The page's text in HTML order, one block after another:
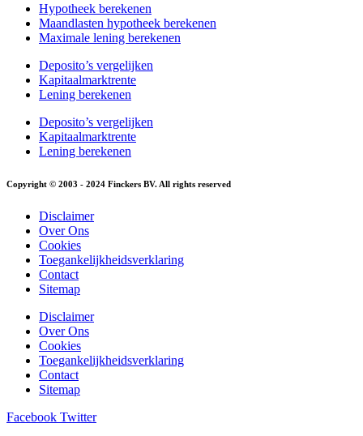
Hypotheek berekenen
Maandlasten hypotheek berekenen
Maximale lening berekenen
Deposito’s vergelijken
Kapitaalmarktrente
Lening berekenen
Deposito’s vergelijken
Kapitaalmarktrente
Lening berekenen
Copyright © 2003 - 2024 Finckers BV. All rights reserved
Disclaimer
Over Ons
Cookies
Toegankelijkheidsverklaring
Contact
Sitemap
Disclaimer
Over Ons
Cookies
Toegankelijkheidsverklaring
Contact
Sitemap
Facebook Twitter